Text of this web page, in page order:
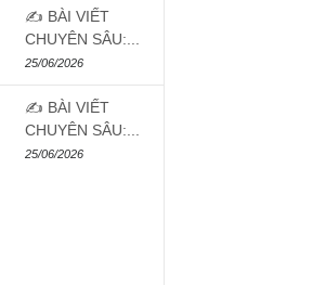
✍️ BÀI VIẾT
CHUYÊN SÂU:...
25/06/2026
✍️ BÀI VIẾT
CHUYÊN SÂU:...
25/06/2026